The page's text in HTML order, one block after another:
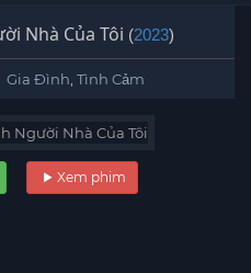
Nhà Của Tôi (2023)
Gia Đình Tình Cảm
Xem phim